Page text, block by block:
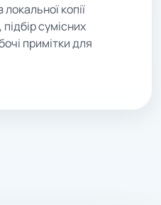
копії
сумісних
примітки для